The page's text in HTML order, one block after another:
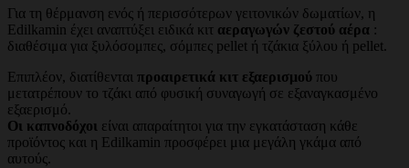
Για τη θέρμανση ενός ή περισσότερων γειτονικών δωματίων, η
Edilkamin έχει αναπτύξει ειδικά κιτ αεραγωγών ζεστού αέρα :
διαθέσιμα για ξυλόσομπες, σόμπες pellet ή τζάκια ξύλου ή pellet.
Επιπλέον, διατίθενται προαιρετικά κιτ εξαερισμού που
μετατρέπουν το τζάκι από φυσική συναγωγή σε εξαναγκασμένο
εξαερισμό.
Οι καπνοδόχοι είναι απαραίτητοι για την εγκατάσταση κάθε
προϊόντος και η Edilkamin προσφέρει μια μεγάλη γκάμα από
αυτούς.